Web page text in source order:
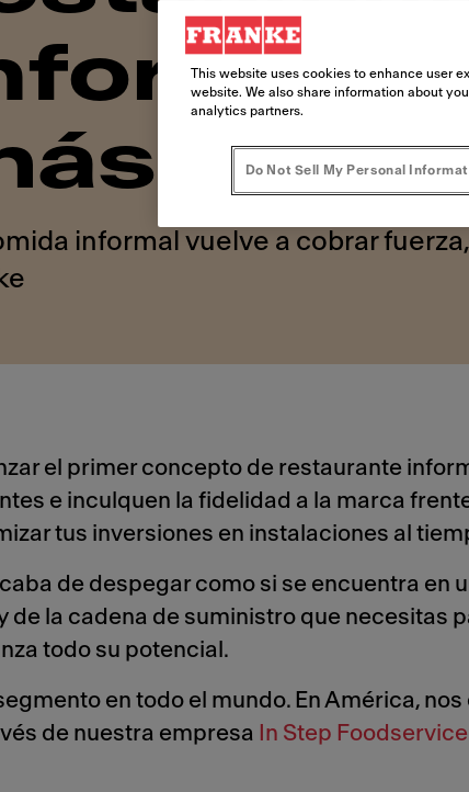
lejos
informal vuelve a cobrar
el primer concepto de restaurante
e inculquen la fidelidad a la marca
tus inversiones en instalaciones al
de despegar como si se encuentra
de la cadena de suministro que necesitas
todo su potencial.
en todo el mundo. En América,
de nuestra empresa
In Step
This website uses cookies to enhance user
website. We also share information about
analytics partners.
Do Not Sell My Personal